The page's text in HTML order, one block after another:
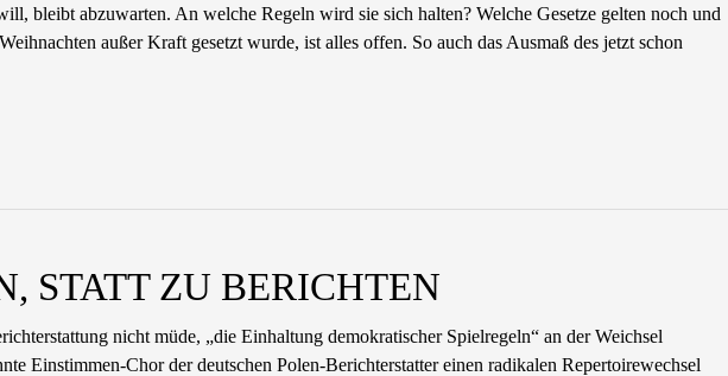
bleibt abzuwarten. An welche Regeln wird sie sich halten? Welche Gesetze gelten noch und
außer Kraft gesetzt wurde, ist alles offen. So auch das Ausmaß des jetzt schon
STATT ZU BERICHTEN
nicht müde, „die Einhaltung demokratischer Spielregeln“ an der Weichsel
Einstimmen-Chor der deutschen Polen-Berichterstatter einen radikalen Repertoirewechsel